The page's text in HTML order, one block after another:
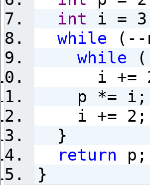
int i =
while (--
while
i +=
p *= i;
i += 2;
}
return p;
}